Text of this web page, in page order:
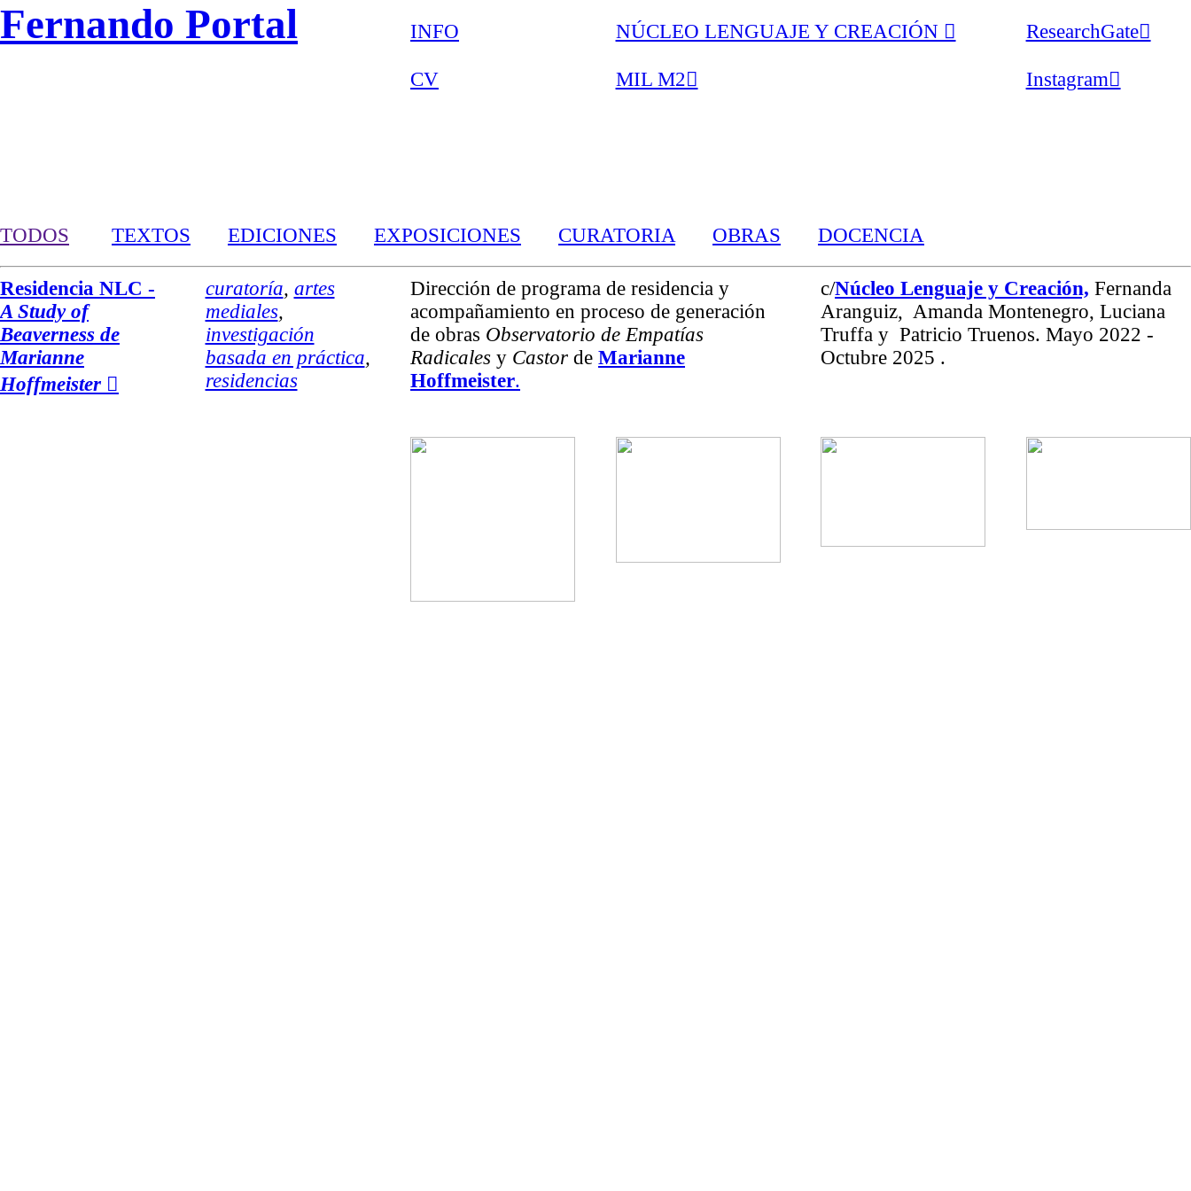
Fernando Portal INFO
CV
NÚCLEO LENGUAJE Y CREACIÓN ︎︎︎
MIL M2︎︎︎
ResearchGate︎︎︎
Instagram︎︎︎
TODOS TEXTOS EDICIONES EXPOSICIONES CURATORIA OBRAS DOCENCIA
Residencia NLC -
A Study of
Beaverness de
Marianne
Hoffmeister ︎︎︎
curatoría, artes
mediales,
investigación
basada en práctica,
residencias
Dirección de programa de residencia y
acompañamiento en proceso de generación
de obras Observatorio de Empatías
Radicales y CastordeMarianne
Hoffmeister.
c/Núcleo Lenguaje y Creación, Fernanda
Aranguiz, Amanda Montenegro, Luciana
Truffa y Patricio Truenos. Mayo 2022 -
Octubre 2025 .